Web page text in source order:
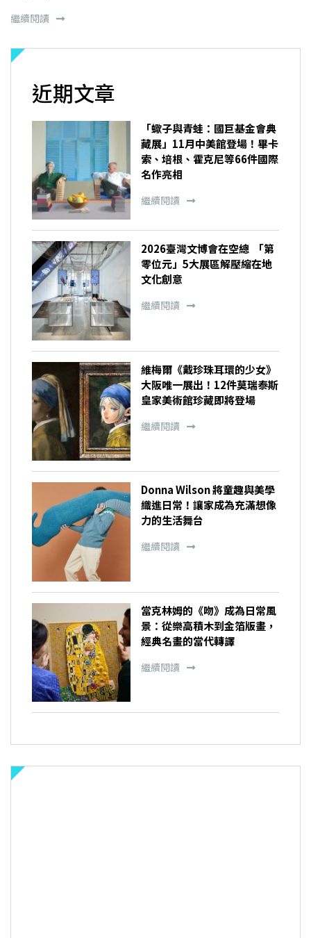
繼續閱讀
近期文章
「蠍子與青蛙：國巨基金會典
藏展」11月中美館登場！畢卡
索、培根、霍克尼等66件國際
名作亮相
繼續閱讀
2026臺灣文博會在空總 「第
零位元」5大展區解壓縮在地
文化創意
繼續閱讀
維梅爾《戴珍珠耳環的少女》
大阪唯一展出！12件莫瑞泰斯
皇家美術館珍藏即將登場
繼續閱讀
Donna Wilson 將童趣與美學
織進日常！讓家成為充滿想像
力的生活舞台
繼續閱讀
當克林姆的《吻》成為日常風
景：從樂高積木到金箔版畫，
經典名畫的當代轉譯
繼續閱讀